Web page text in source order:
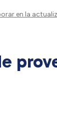
en la